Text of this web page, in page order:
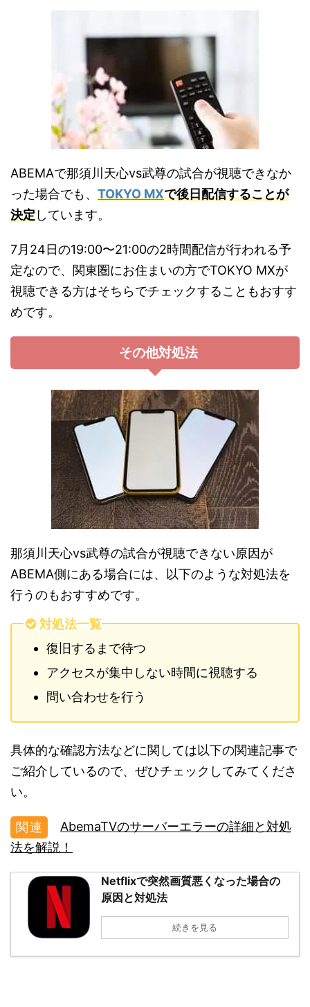
ABEMAで那須川天心vs武尊の試合が視聴できなか
った場合でも、 TOKYO MXで後日配信することが
決定しています。
7月24日の19:00〜21:00の2時間配信が行われる予
定なので、関東圏にお住まいの方でTOKYO MXが
視聴できる方はそちらでチェックすることもおすす
めです。
その他対処法
那須川天心vs武尊の試合が視聴できない原因が
ABEMA側にある場合には、以下のような対処法を
行うのもおすすめです。
対処法一覧
復旧するまで待つ
アクセスが集中しない時間に視聴する
問い合わせを行う
具体的な確認方法などに関しては以下の関連記事で
ご紹介しているので、ぜひチェックしてみてくださ
い。
AbemaTVのサーバーエラーの詳細と対処
法を解説！
Netflixで突然画質悪くなった場合の
原因と対処法
続きを見る